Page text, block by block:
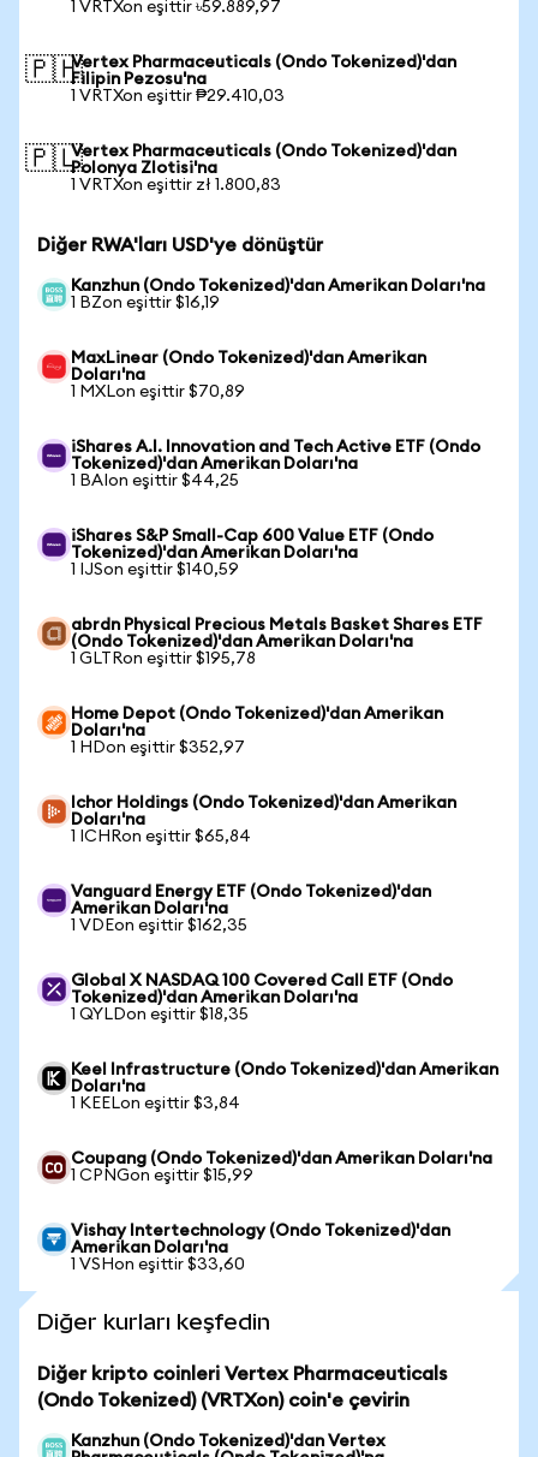
1 VRTXon eşittir ৳59.889,97
🇵🇭Vertex Pharmaceuticals (Ondo Tokenized)'dan
Filipin Pezosu'na
1 VRTXon eşittir ₱29.410,03
🇵🇱Vertex Pharmaceuticals (Ondo Tokenized)'dan
Polonya Zlotisi'na
1 VRTXon eşittir zł 1.800,83
Diğer RWA'ları USD'ye dönüştür
Kanzhun (Ondo Tokenized)'dan Amerikan Doları'na
1 BZon eşittir $16,19
MaxLinear (Ondo Tokenized)'dan Amerikan
Doları'na
1 MXLon eşittir $70,89
iShares A.I. Innovation and Tech Active ETF (Ondo
Tokenized)'dan Amerikan Doları'na
1 BAIon eşittir $44,25
iShares S&P Small-Cap 600 Value ETF (Ondo
Tokenized)'dan Amerikan Doları'na
1 IJSon eşittir $140,59
abrdn Physical Precious Metals Basket Shares ETF
(Ondo Tokenized)'dan Amerikan Doları'na
1 GLTRon eşittir $195,78
Home Depot (Ondo Tokenized)'dan Amerikan
Doları'na
1 HDon eşittir $352,97
Ichor Holdings (Ondo Tokenized)'dan Amerikan
Doları'na
1 ICHRon eşittir $65,84
Vanguard Energy ETF (Ondo Tokenized)'dan
Amerikan Doları'na
1 VDEon eşittir $162,35
Global X NASDAQ 100 Covered Call ETF (Ondo
Tokenized)'dan Amerikan Doları'na
1 QYLDon eşittir $18,35
Keel Infrastructure (Ondo Tokenized)'dan Amerikan
Doları'na
1 KEELon eşittir $3,84
Coupang (Ondo Tokenized)'dan Amerikan Doları'na
1 CPNGon eşittir $15,99
Vishay Intertechnology (Ondo Tokenized)'dan
Amerikan Doları'na
1 VSHon eşittir $33,60
Diğer kurları keşfedin
Diğer kripto coinleri Vertex Pharmaceuticals
(Ondo Tokenized) (VRTXon) coin'e çevirin
Kanzhun (Ondo Tokenized)'dan Vertex